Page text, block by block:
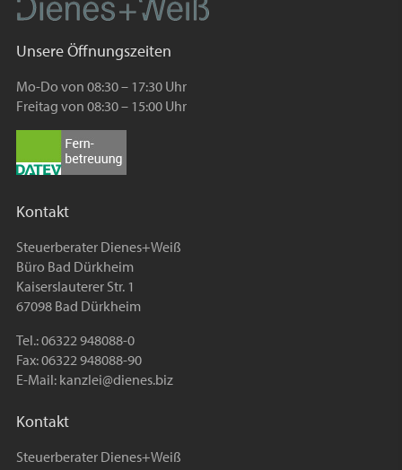
Unsere Öffnungszeiten
Mo-Do von 08:30 – 17:30 Uhr
Freitag von 08:30 – 15:00 Uhr
Kontakt
Steuerberater Dienes+Weiß
Büro Bad Dürkheim
Kaiserslauterer Str. 1
67098 Bad Dürkheim
Tel.: 06322 948088-0
Fax: 06322 948088-90
E-Mail: kanzlei@dienes.biz
Kontakt
Steuerberater Dienes+Weiß